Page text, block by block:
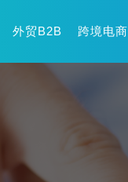
外贸B2B 跨境电商